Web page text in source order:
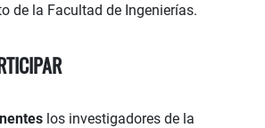
de la Facultad de Ingenierías.
los investigadores de la